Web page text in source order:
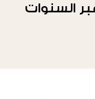
السنوات